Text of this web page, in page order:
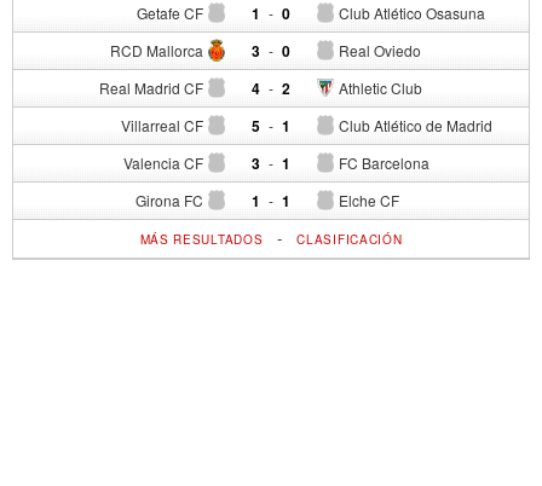
Getafe CF 1 - Club Atlético Osasuna
0
RCD Mallorca 3 - Real Oviedo
0
Real Madrid CF 4 - Athletic Club
2
Villarreal CF 5 - Club Atlético de Madrid
1
Valencia CF 3 - FC Barcelona
1
Girona FC 1 - Elche CF
1
MÁS RESULTADOS -CLASIFICACIÓN